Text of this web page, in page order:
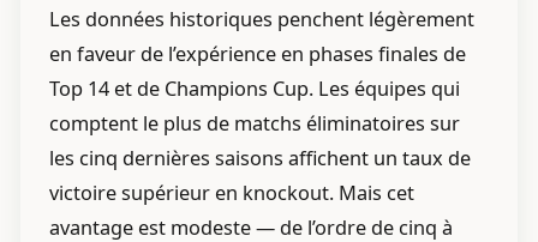
Les données historiques penchent légèrement
en faveur de l’expérience en phases finales de
Top 14 et de Champions Cup. Les équipes qui
comptent le plus de matchs éliminatoires sur
les cinq dernières saisons affichent un taux de
victoire supérieur en knockout. Mais cet
avantage est modeste — de l’ordre de cinq à